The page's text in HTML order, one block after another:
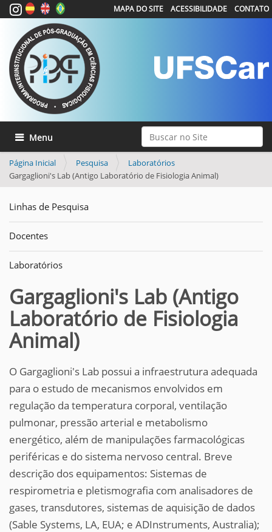
Busca Avançada…
MAPA DO SITE ACESSIBILIDADE CONTATO
Toggle navigation
Página Inicial Pesquisa
Laboratórios
Gargaglioni's Lab (Antigo Laboratório de Fisiologia Animal)
Linhas de Pesquisa
Docentes
Laboratórios
Gargaglioni's Lab (Antigo
Laboratório de Fisiologia
Animal)
O Gargaglioni's Lab possui a infraestrutura adequada
para o estudo de mecanismos envolvidos em
regulação da temperatura corporal, ventilação
pulmonar, pressão arterial e metabolismo
energético, além de manipulações farmacológicas
periféricas e do sistema nervoso central. Breve
descrição dos equipamentos: Sistemas de
respirometria e pletismografia com analisadores de
gases, transdutores, sistemas de aquisição de dados
(Sable Systems, LA, EUA; e ADInstruments, Australia);